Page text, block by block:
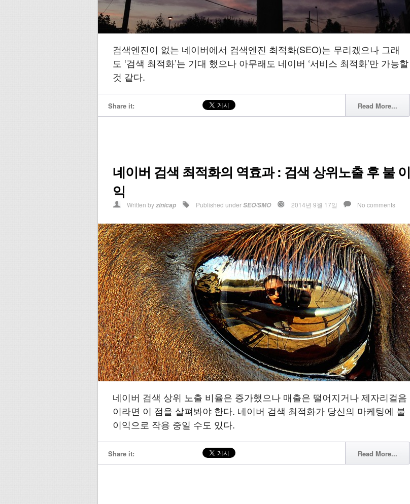
검색엔진이 없는 네이버에서 검색엔진 최적화(SEO)는 무리겠으나 그래
도 ‘검색 최적화’는 기대 했으나 아무래도 네이버 ‘서비스 최적화’만 가능할
것 같다.
Share it: Read More...
네이버 검색 최적화의 역효과 : 검색 상위노출 후 불 이
익
Written byzinicap Published underSEO/SMO 2014년 9월 17일 No comments
네이버 검색 상위 노출 비율은 증가했으나 매출은 떨어지거나 제자리걸음
이라면 이 점을 살펴봐야 한다. 네이버 검색 최적화가 당신의 마케팅에 불
이익으로 작용 중일 수도 있다.
Share it: Read More...